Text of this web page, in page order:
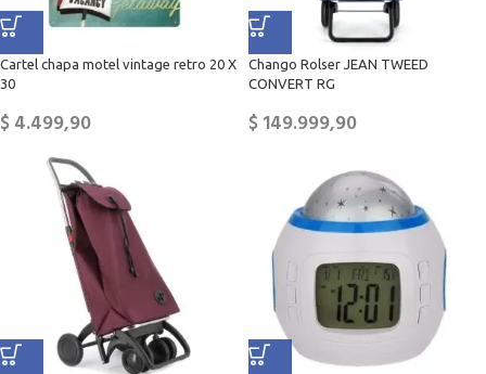
Cartel chapa motel vintage retro 20 X
30
$4.499,90
Chango Rolser JEAN TWEED
CONVERT RG
$149.999,90